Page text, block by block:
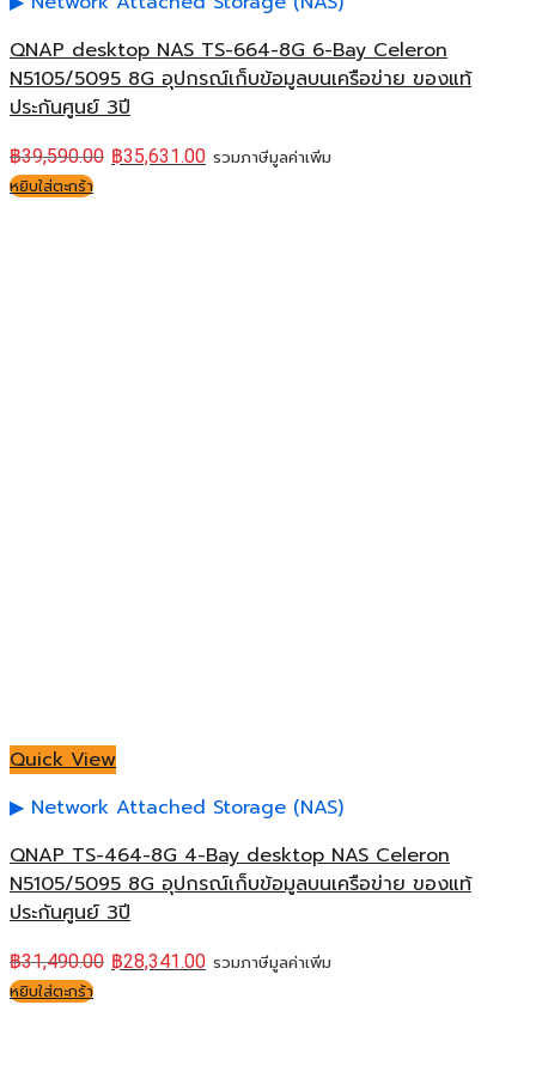
QNAP desktop NAS TS-664-8G 6-Bay Celeron
N5105/5095 8G อุปกรณ์เก็บข้อมูลบนเครือข่าย ของแท้
ประกันศูนย์ 3ปี
฿39,590.00 ฿35,631.00 รวมภาษีมูลค่าเพิ่ม
หยิบใส่ตะกร้า
Quick View
Network Attached Storage (NAS)
QNAP TS-464-8G 4-Bay desktop NAS Celeron
N5105/5095 8G อุปกรณ์เก็บข้อมูลบนเครือข่าย ของแท้
ประกันศูนย์ 3ปี
฿31,490.00 ฿28,341.00 รวมภาษีมูลค่าเพิ่ม
หยิบใส่ตะกร้า